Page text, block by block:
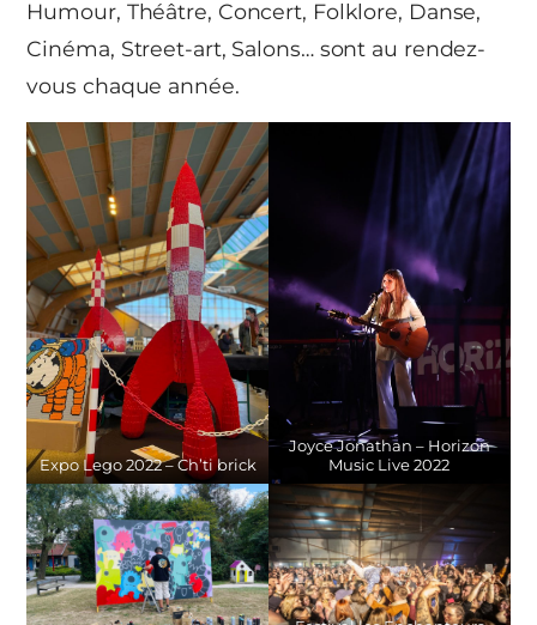
Humour, Théâtre, Concert, Folklore, Danse,
Cinéma, Street-art, Salons… sont au rendez-
vous chaque année.
Expo Lego 2022 – Ch’ti brick
Joyce Jonathan – Horizon
Music Live 2022